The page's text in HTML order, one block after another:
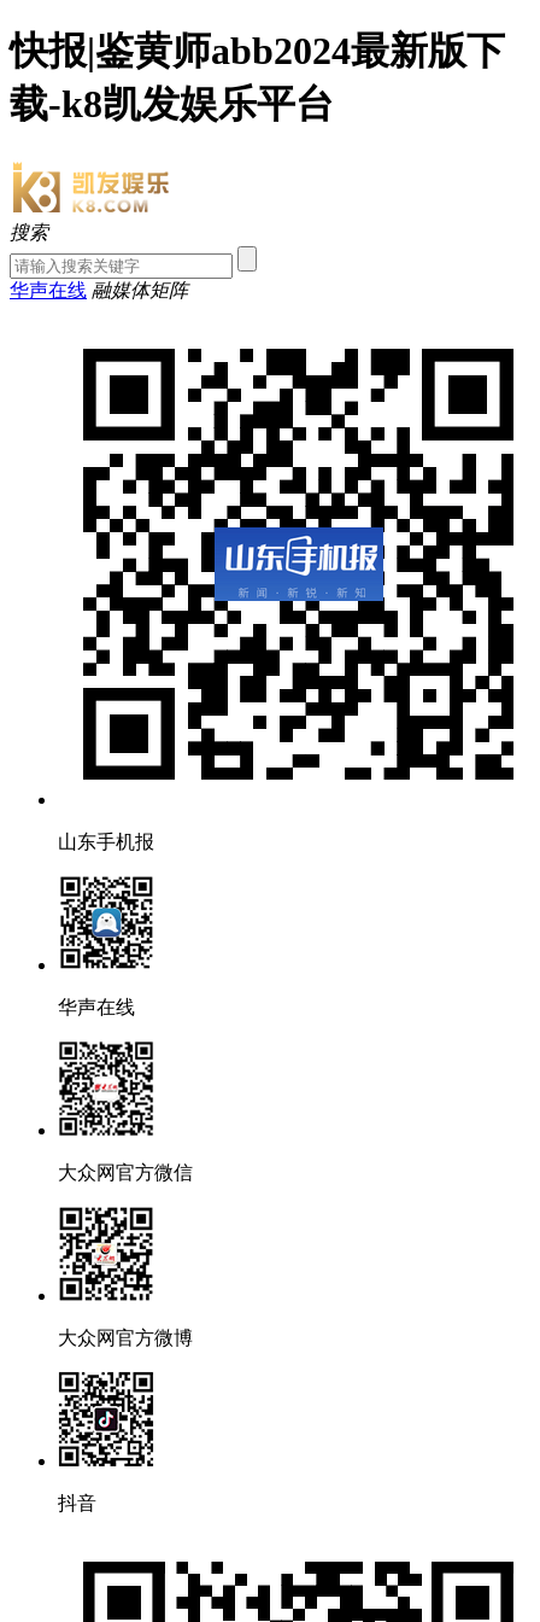
快报|鉴黄师abb2024最新版下
载-k8凯发娱乐平台
搜索
华声在线 融媒体矩阵
山东手机报
华声在线
大众网官方微信
大众网官方微博
抖音